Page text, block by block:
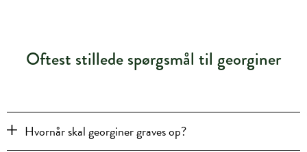
Oftest stillede spørgsmål til georginer
Hvornår skal georginer graves op?